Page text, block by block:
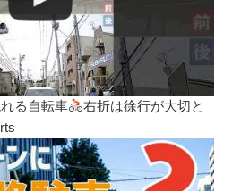
る自転車
右折は徐行が大切と